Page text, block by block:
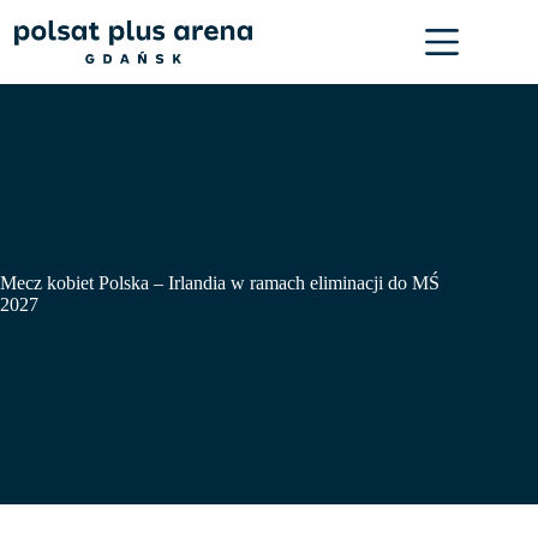
do
treści
Mecz kobiet Polska – Irlandia w ramach eliminacji do MŚ
2027